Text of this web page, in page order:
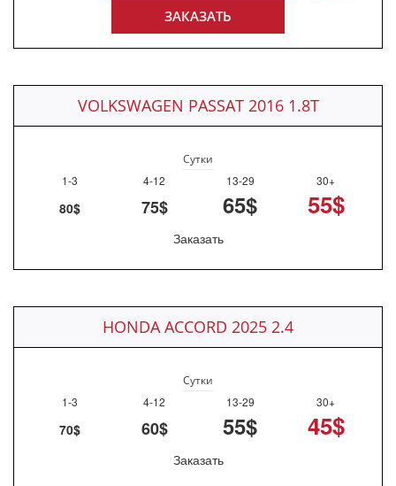
ЗАКАЗАТЬ
VOLKSWAGEN PASSAT 2016 1.8T
Сутки
1-3
4-12 13-29 30+
80$ 75$ 65$ 55$
Заказать
HONDA ACCORD 2025 2.4
Сутки
1-3
4-12 13-29 30+
70$ 60$ 55$ 45$
Заказать